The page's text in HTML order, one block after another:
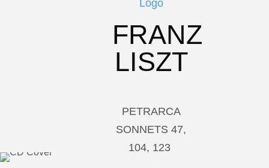
FRANZ
LISZT
PETRARCA
SONNETS 47,
104, 123